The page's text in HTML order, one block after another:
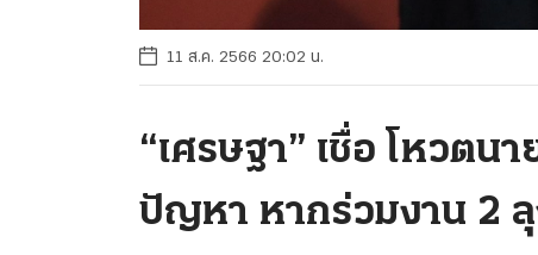
11 ส.ค. 2566 20:02 น.
“เศรษฐา” เชื่อ โหวตน
ปัญหา หากร่วมงาน 2